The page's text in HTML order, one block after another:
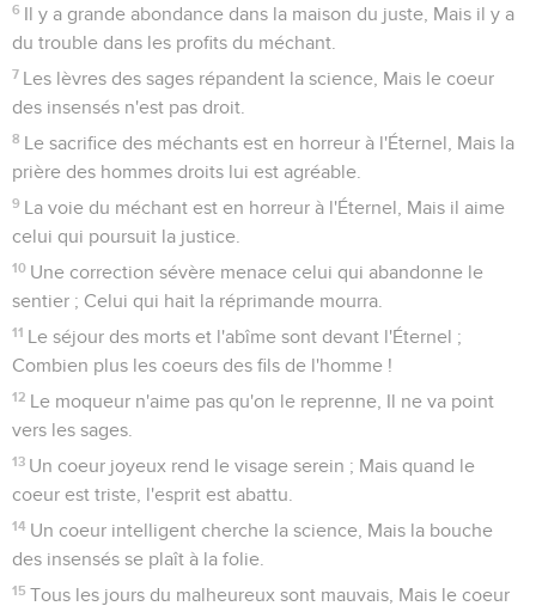
6 Il y a grande abondance dans la maison du juste, Mais il y a
du trouble dans les profits du méchant.
7 Les lèvres des sages répandent la science, Mais le coeur
des insensés n'est pas droit.
8 Le sacrifice des méchants est en horreur à l'Éternel, Mais la
prière des hommes droits lui est agréable.
9 La voie du méchant est en horreur à l'Éternel, Mais il aime
celui qui poursuit la justice.
10 Une correction sévère menace celui qui abandonne le
sentier ; Celui qui hait la réprimande mourra.
11 Le séjour des morts et l'abîme sont devant l'Éternel ;
Combien plus les coeurs des fils de l'homme !
12 Le moqueur n'aime pas qu'on le reprenne, Il ne va point
vers les sages.
13 Un coeur joyeux rend le visage serein ; Mais quand le
coeur est triste, l'esprit est abattu.
14 Un coeur intelligent cherche la science, Mais la bouche
des insensés se plaît à la folie.
15 Tous les jours du malheureux sont mauvais, Mais le coeur